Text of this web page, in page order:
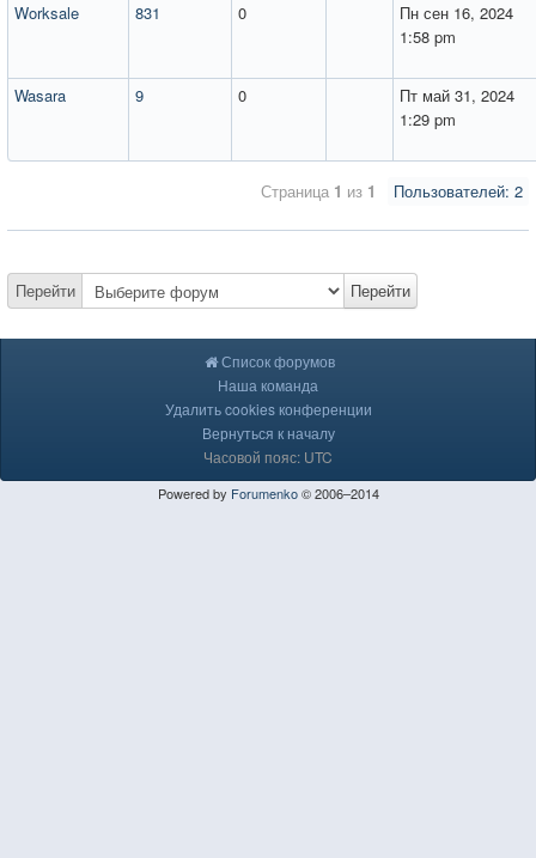
Worksale
831 0
Пн сен 16, 2024
1:58 pm
Wasara 9 0
Пт май 31, 2024
1:29 pm
Пользователей: 2
Страница 1 из 1
Перейти Перейти
Список форумов
Наша команда
Удалить cookies конференции
Вернуться к началу
Часовой пояс: UTC
Powered by Forumenko© 2006–2014